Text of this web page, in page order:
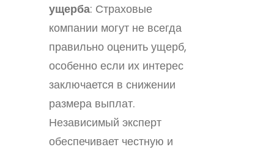
ущерба: Страховые
компании могут не всегда
правильно оценить ущерб,
особенно если их интерес
заключается в снижении
размера выплат.
Независимый эксперт
обеспечивает честную и